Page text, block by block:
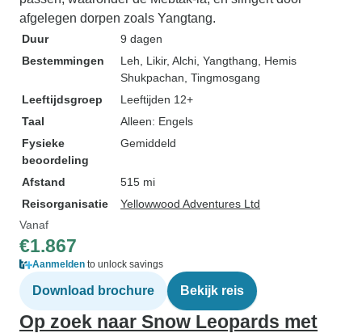
afgelegen dorpen zoals Yangtang.
Duur
9 dagen
Bestemmingen
Leh , Likir, Alchi , Yangthang , Hemis
Shukpachan , Tingmosgang
Leeftijdsgroep
Leeftijden 12+
Taal
Alleen: Engels
Fysieke
beoordeling
Gemiddeld
Afstand
515 mi
Reisorganisatie
Yellowwood Adventures Ltd
Vanaf
€1.867
Aanmelden to unlock savings
Download brochure Bekijk reis
Op zoek naar Snow Leopards met